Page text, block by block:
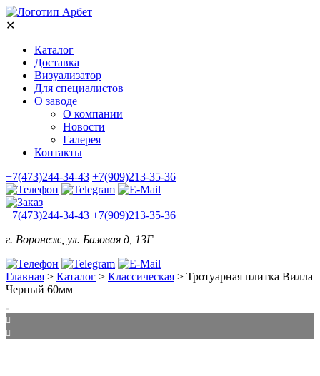
✕
Каталог
Доставка
Визуализатор
Для специалистов
О заводе
О компании
Новости
Галерея
Контакты
+7(473)244-34-43 +7(909)213-35-36
+7(473)244-34-43 +7(909)213-35-36
г. Воронеж, ул. Базовая д, 13Г
Главная > Каталог > Классическая > Тротуарная плитка Вилла
Черный 60мм